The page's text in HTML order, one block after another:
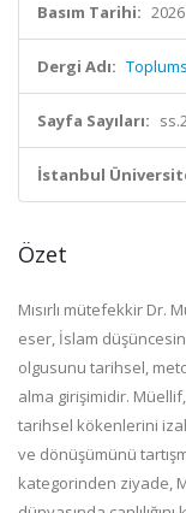
Basım Tarihi: 2026
Dergi Adı:
Sayfa Sayıları:
İstanbul
Özet
Mısırlı mütefekkir Dr.
eser, İslam
olgusunu tarihsel,
alma girişimidir.
tarihsel kökenlerini
ve dönüşümünü
kategorinden ziyade,